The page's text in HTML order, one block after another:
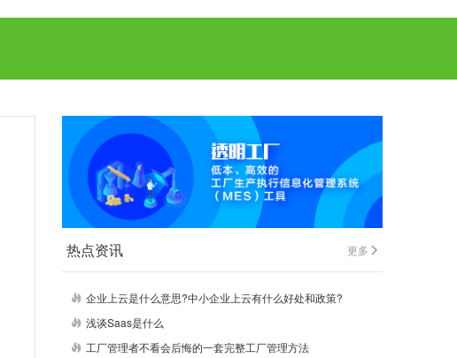
热点资讯 更多
企业上云是什么意思?中小企业上云有什么好处和政策?
浅谈Saas是什么
工厂管理者不看会后悔的一套完整工厂管理方法